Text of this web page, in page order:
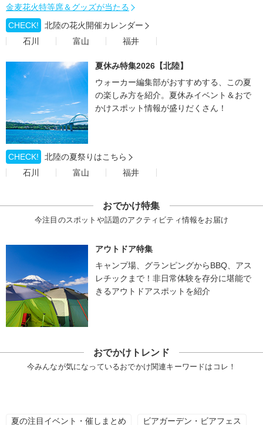
金麦花火特等席＆グッズが当たる
CHECK!
北陸の花火開催カレンダー
石川
富山 福井
夏休み特集2026【北陸】
ウォーカー編集部がおすすめする、この夏
の楽しみ方を紹介。夏休みイベント＆おで
かけスポット情報が盛りだくさん！
CHECK!
北陸の夏祭りはこちら
石川
富山 福井
おでかけ特集
今注目のスポットや話題のアクティビティ情報をお届け
アウトドア特集
キャンプ場、グランピングからBBQ、アス
レチックまで！非日常体験を存分に堪能で
きるアウトドアスポットを紹介
おでかけトレンド
今みんなが気になっているおでかけ関連キーワードはコレ！
夏の注目イベント・催しまとめ ビアガーデン・ビアフェス